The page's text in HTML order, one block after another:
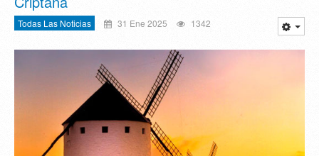
Todas Las Noticias 31 Ene 2025 1342